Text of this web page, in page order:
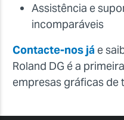
Assistência e
incomparáveis
Contacte-nos já e
Roland DG é a
empresas gráficas de